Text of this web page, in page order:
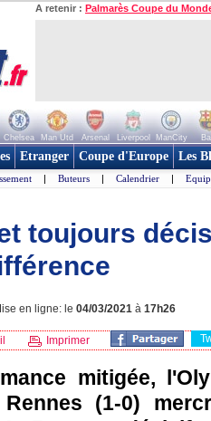
A retenir : Palmarès Coupe du
Chelsea Man Utd Arsenal Liverpool ManCity
Etranger Coupe d'Europe Les
| Buteurs | Calendrier |
toujours
en ligne: le 04/03/2021 à 17h26
Imprimer
mitigée,
(1-0)